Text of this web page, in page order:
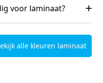
voor laminaat?
alle kleuren laminaat